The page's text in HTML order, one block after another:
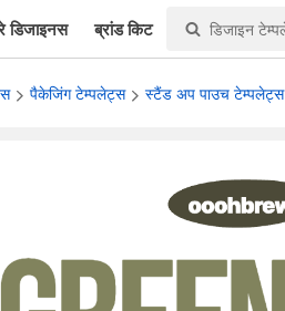
डिजाइनस ब्रांड किट
पैकेजिंग टेम्पलेट्स स्टैंड अप पाउच टेम्पलेट्स